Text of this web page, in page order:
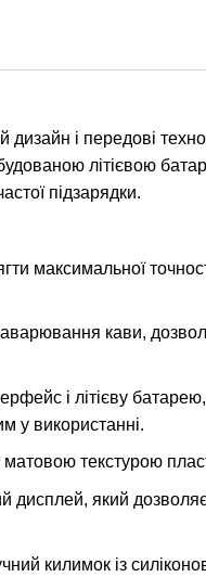
і передові
літієвою
підзарядки.
максимальної
кави,
і літієву
у використанні.
матовою текстурою
дисплей, який
килимок із